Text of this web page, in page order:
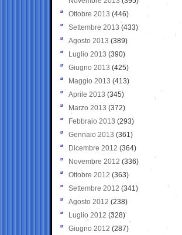
Ottobre 2013 (446)
Settembre 2013 (433)
Agosto 2013 (389)
Luglio 2013 (390)
Giugno 2013 (425)
Maggio 2013 (413)
Aprile 2013 (345)
Marzo 2013 (372)
Febbraio 2013 (293)
Gennaio 2013 (361)
Dicembre 2012 (364)
Novembre 2012 (336)
Ottobre 2012 (363)
Settembre 2012 (341)
Agosto 2012 (238)
Luglio 2012 (328)
Giugno 2012 (287)